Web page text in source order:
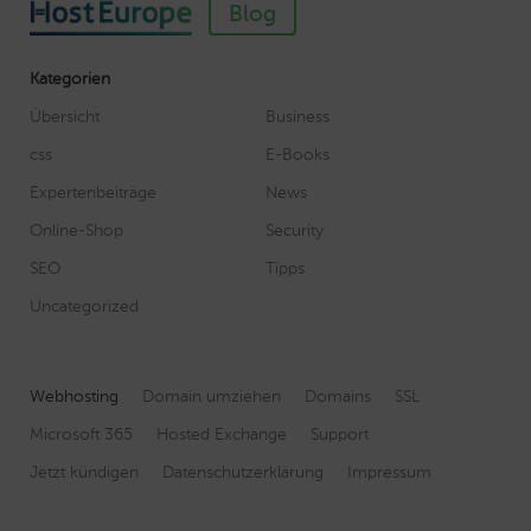
Blog
Kategorien
Übersicht
Business
css
E-Books
Expertenbeiträge
News
Online-Shop
Security
SEO
Tipps
Uncategorized
Webhosting Domain umziehen Domains
SSL
Microsoft 365
Hosted Exchange
Support
Jetzt kündigen
Datenschutzerklärung Impressum